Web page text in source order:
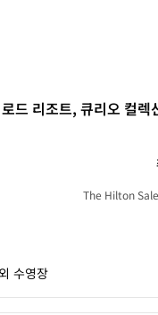
로드 리조트, 큐리오 컬렉
Resort, 큐리오 컬렉션
The Hilton
수영장